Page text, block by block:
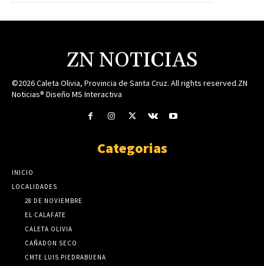
ZN NOTICIAS
©2026 Caleta Olivia, Provincia de Santa Cruz. All rights reserved.ZN
Noticias® Diseño MS Interactiva
Categorias
INICIO
LOCALIDADES
28 DE NOVIEMBRE
EL CALAFATE
CALETA OLIVIA
CAÑADON SECO
CMTE LUIS PIEDRABUENA